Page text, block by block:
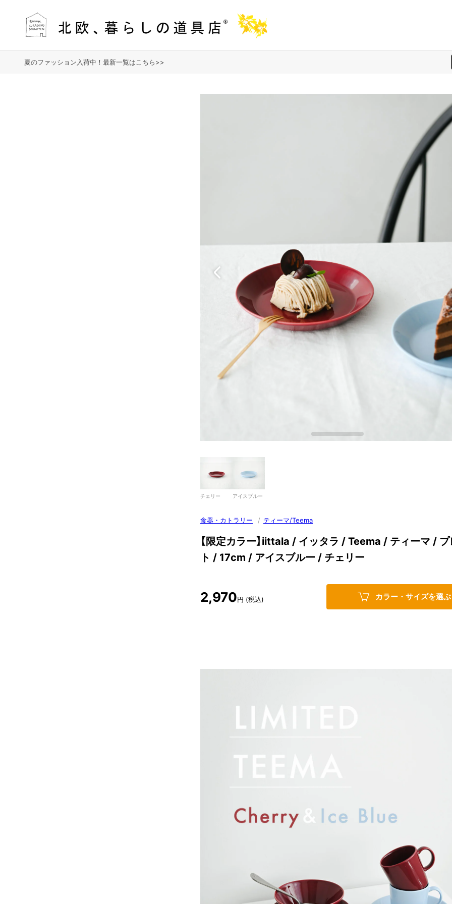
夏のファッション入荷中！最新一覧はこちら>>
チェリー アイスブルー
食器・カトラリー / ティーマ/Teema
【限定カラー】iittala / イッタラ / Teema / ティーマ /
ト / 17cm / アイスブルー / チェリー
2,970円 (税込) カラー・サイズを選ぶ